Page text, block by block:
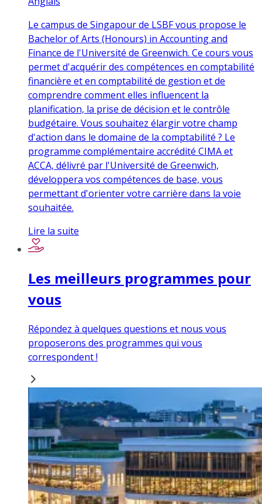
Le campus de Singapour de LSBF vous propose le
Bachelor of Arts (Honours) in Accounting and
Finance de l'Université de Greenwich. Ce cours vous
permet d'acquérir des compétences en comptabilité
financière et en comptabilité de gestion et de
comprendre comment elles influencent la
planification, la prise de décision et le contrôle
budgétaire. Vous souhaitez élargir votre champ
d'action dans le domaine de la comptabilité ? Le
programme complémentaire accrédité CIMA et
ACCA, délivré par l'Université de Greenwich,
développera vos compétences de base, vous
permettant d'orienter votre carrière dans la voie
souhaitée.
Lire la suite
Les meilleurs programmes pour
vous
Répondez à quelques questions et nous vous
proposerons des programmes qui vous
correspondent !